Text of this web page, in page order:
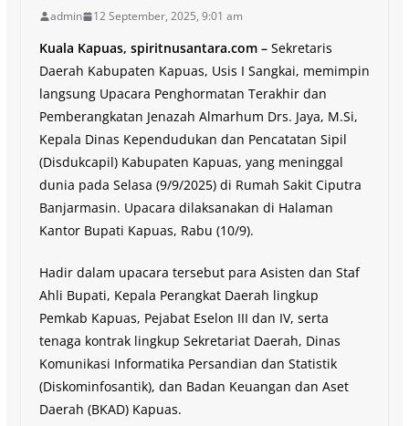
admin 12 September, 2025, 9:01 am
Kuala Kapuas, spiritnusantara.com –Sekretaris
Daerah Kabupaten Kapuas, Usis I Sangkai, memimpin
langsung Upacara Penghormatan Terakhir dan
Pemberangkatan Jenazah Almarhum Drs. Jaya, M.Si,
Kepala Dinas Kependudukan dan Pencatatan Sipil
(Disdukcapil) Kabupaten Kapuas, yang meninggal
dunia pada Selasa (9/9/2025) di Rumah Sakit Ciputra
Banjarmasin. Upacara dilaksanakan di Halaman
Kantor Bupati Kapuas, Rabu (10/9).
Hadir dalam upacara tersebut para Asisten dan Staf
Ahli Bupati, Kepala Perangkat Daerah lingkup
Pemkab Kapuas, Pejabat Eselon III dan IV, serta
tenaga kontrak lingkup Sekretariat Daerah, Dinas
Komunikasi Informatika Persandian dan Statistik
(Diskominfosantik), dan Badan Keuangan dan Aset
Daerah (BKAD) Kapuas.